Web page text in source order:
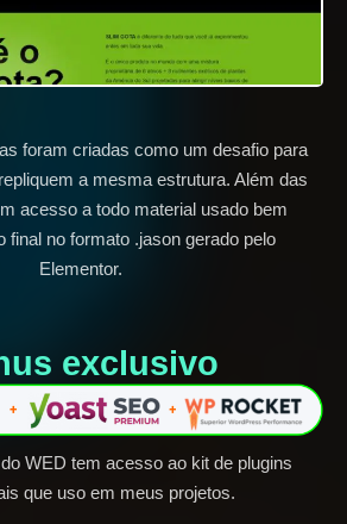
foram criadas como um desafio para
a mesma estrutura. Além das
acesso a todo material usado bem
final no formato .jason gerado pelo
Elementor.
exclusivo​
WED tem acesso ao kit de plugins
que uso em meus projetos.